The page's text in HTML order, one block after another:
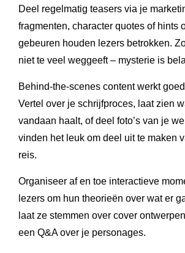
Deel regelmatig teasers via je
fragmenten, character quotes of hints
gebeuren houden lezers betrokken.
niet te veel weggeeft – mysterie is
Behind-the-scenes content werkt
Vertel over je schrijfproces, laat zien
vandaan haalt, of deel foto’s van je
vinden het leuk om deel uit te maken
reis.
Organiseer af en toe interactieve
lezers om hun theorieën over wat er
laat ze stemmen over cover
een Q&A over je personages.